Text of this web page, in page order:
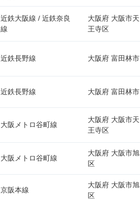
近鉄大阪線 / 近鉄奈良
線
大阪府 大阪市天
王寺区
近鉄長野線 大阪府 富田林市
近鉄長野線 大阪府 富田林市
大阪メトロ谷町線
大阪府 大阪市天
王寺区
大阪メトロ谷町線
大阪府 大阪市旭
区
京阪本線
大阪府 大阪市旭
区